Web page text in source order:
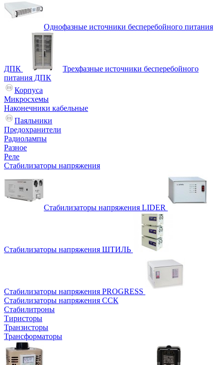
Однофазные источники бесперебойного питания
ДПК
Трехфазные источники бесперебойного
питания ДПК
Корпуса
Микросхемы
Наконечники кабельные
Паяльники
Предохранители
Радиолампы
Разное
Реле
Стабилизаторы напряжения
Стабилизаторы напряжения LIDER
Стабилизаторы напряжения ШТИЛЬ
Стабилизаторы напряжения PROGRESS
Стабилизаторы напряжения ССК
Стабилитроны
Тиристоры
Транзисторы
Трансформаторы